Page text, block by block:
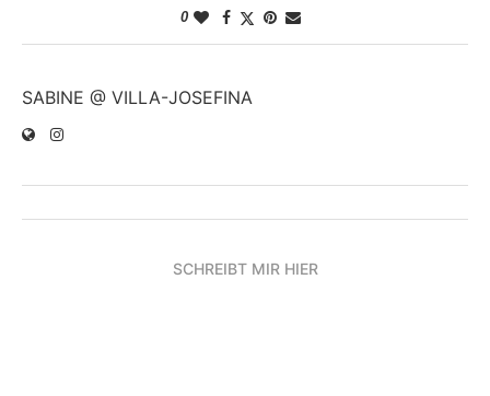
0
SABINE @ VILLA-JOSEFINA
SCHREIBT MIR HIER